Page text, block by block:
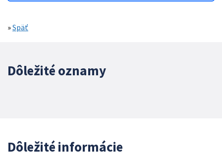
»Späť
Dôležité oznamy
Dôležité informácie